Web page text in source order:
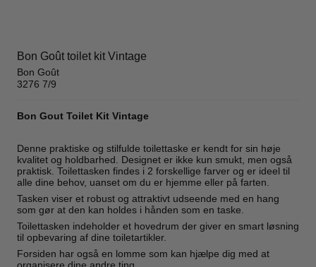
Bon Goût toilet kit Vintage
Bon Goût
3276 7/9
Bon Gout Toilet Kit Vintage
Denne praktiske og stilfulde toilettaske er kendt for sin høje
kvalitet og holdbarhed. Designet er ikke kun smukt, men også
praktisk. Toilettasken findes i 2 forskellige farver og er ideel til
alle dine behov, uanset om du er hjemme eller på farten.
Tasken viser et robust og attraktivt udseende med en hang
som gør at den kan holdes i hånden som en taske.
Toilettasken indeholder et hovedrum der giver en smart løsning
til opbevaring af dine toiletartikler.
Forsiden har også en lomme som kan hjælpe dig med at